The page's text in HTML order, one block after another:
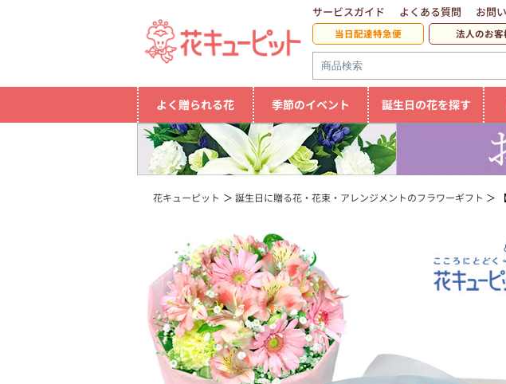
サービスガイド よくある質問 お問
当日配達特急便 法人のお客
よく贈られる花 季節のイベント 誕生日の花を探す
花キューピット 誕生日に贈る花・花束・アレンジメントのフラワーギフト